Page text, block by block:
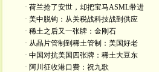
· 荷兰抢了安世，却把宝马ASML带进
· 美中脱钩：从关税战科技战到供应
· 稀土之后又一张牌：金刚石
· 从晶片管制到稀土管制：美国好老
· 中国对抗美国四张牌：稀土大豆东
· 阿川征收港口费：祝九歌